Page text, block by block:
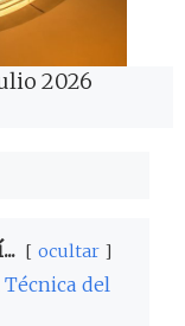
2026
ocultar
Técnica del